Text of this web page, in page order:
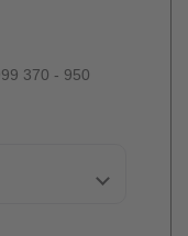
370 - 950